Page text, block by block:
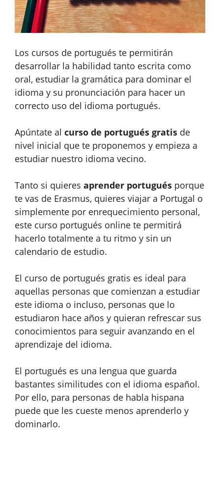
Los cursos de portugués te permitirán
desarrollar la habilidad tanto escrita como
oral, estudiar la gramática para dominar el
idioma y su pronunciación para hacer un
correcto uso del idioma portugués.
Apúntate al curso de portugués gratis de
nivel inicial que te proponemos y empieza a
estudiar nuestro idioma vecino.
Tanto si quieres aprender portugués porque
te vas de Erasmus, quieres viajar a Portugal o
simplemente por enrequecimiento personal,
este curso portugués online te permitirá
hacerlo totalmente a tu ritmo y sin un
calendario de estudio.
El curso de portugués gratis es ideal para
aquellas personas que comienzan a estudiar
este idioma o incluso, personas que lo
estudiaron hace años y quieran refrescar sus
conocimientos para seguir avanzando en el
aprendizaje del idioma.
El portugués es una lengua que guarda
bastantes similitudes con el idioma español.
Por ello, para personas de habla hispana
puede que les cueste menos aprenderlo y
dominarlo.